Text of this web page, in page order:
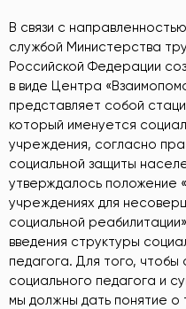
В связи с
службой Министерства
Российской Федерации
в виде Центра
представляет собой
который именуется
учреждения, согласно
социальной защиты
утверждалось положение
учреждениях для
социальной
введения структуры
педагога. Для того, чтобы
социального педагога и
мы должны дать понятие о